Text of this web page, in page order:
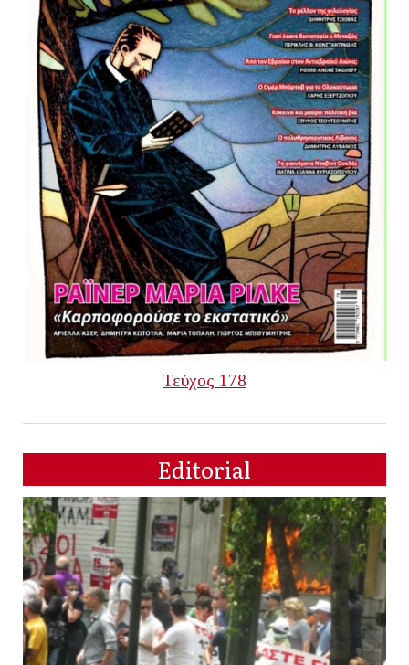
Τεύχος 178
Editorial